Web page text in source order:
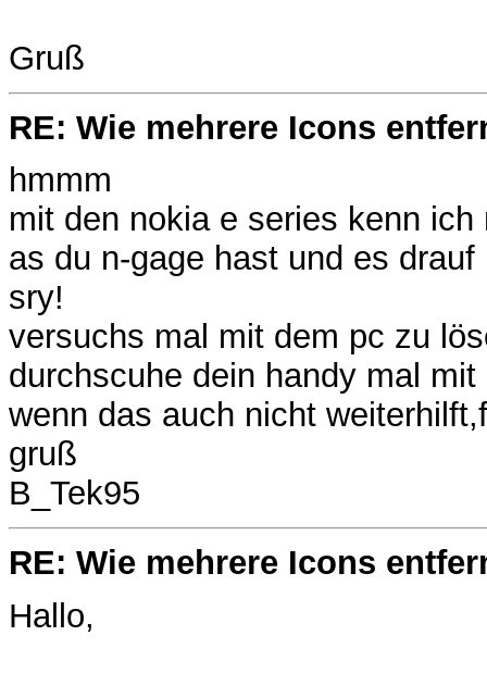
Gruß
RE: Wie mehrere Icons
hmmm
mit den nokia e series kenn
as du n-gage hast und es
sry!
versuchs mal mit dem pc zu
durchscuhe dein handy mal
wenn das auch nicht
gruß
B_Tek95
RE: Wie mehrere Icons
Hallo,